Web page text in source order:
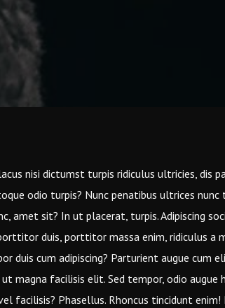
nisi dictumst turpis ridiculus ultricies, dis
odio turpis? Nunc penatibus ultrices nunc
amet sit? In ut placerat, turpis. Adipiscing
duis, porttitor massa enim, ridiculus a
duis cum adipiscing? Parturient augue cum
magna facilisis elit. Sed tempor, odio augue
facilisis? Phasellus. Rhoncus tincidunt enim!